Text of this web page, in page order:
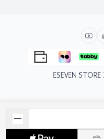
ESEVEN STORE